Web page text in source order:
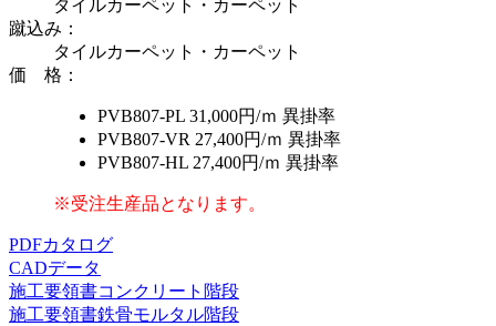
タイルカーペット・カーペット
蹴込み ：
タイルカーペット・カーペット
価 格 ：
PVB807-PL 31,000円/ｍ 異掛率
PVB807-VR 27,400円/ｍ 異掛率
PVB807-HL 27,400円/ｍ 異掛率
※受注生産品となります。
PDFカタログ
CADデータ
施工要領書コンクリート階段
施工要領書鉄骨モルタル階段